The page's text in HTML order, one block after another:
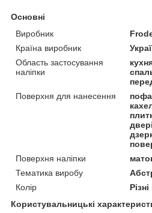
Основні
Виробник
Країна виробник
Область застосування
наліпки
Поверхня для нанесення
Поверхня наліпки
Тематика виробу
Колір
Користувальницькі